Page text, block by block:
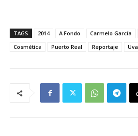
TAGS 2014 A Fondo Carmelo García
Cosmética
Puerto Real Reportaje Uva